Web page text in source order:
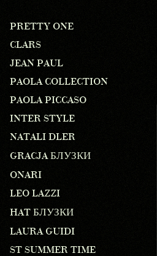
PRETTY ONE
CLARS
JEAN PAUL
PAOLA COLLECTION
PAOLA PICCASO
INTER STYLE
NATALI DLER
GRACJA БЛУЗКИ
ONARI
LEO LAZZI
HAT БЛУЗКИ
LAURA GUIDI
ST SUMMER TIME